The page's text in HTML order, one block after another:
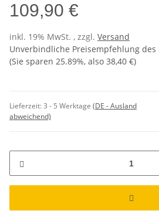
109,90 €
inkl. 19% MwSt. , zzgl. Versand
Unverbindliche Preisempfehlung des
(Sie sparen 25.89%, also 38,40 €)
Lieferzeit:3 - 5 Werktage (DE - Ausland
abweichend)